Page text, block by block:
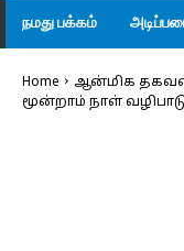
நமது பக்கம்
Home ஆன்மிக
மூன்றாம் நாள்